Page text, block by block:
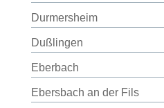
Durmersheim
Dußlingen
Eberbach
Ebersbach an der Fils